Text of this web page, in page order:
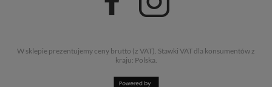
W sklepie prezentujemy ceny brutto (z VAT). Stawki VAT dla konsumentów z
kraju: Polska